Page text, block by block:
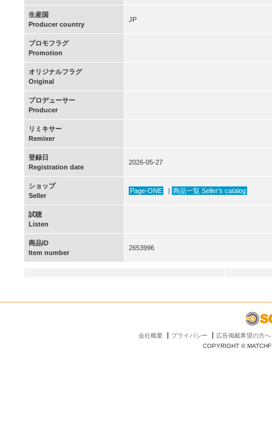
生産国
Producer country
JP
プロモフラグ
Promotion
オリジナルフラグ
Original
プロデューサー
Producer
リミキサー
Remixer
登録日
Registration date
2026-05-27
ショップ
Seller
Page-ONE | 商品一覧 Seller’s catalog
試聴
Listen
商品ID
Item number
2653996
会社概要 プライバシー
広告掲載希望の方へ
COPYRIGHT ©